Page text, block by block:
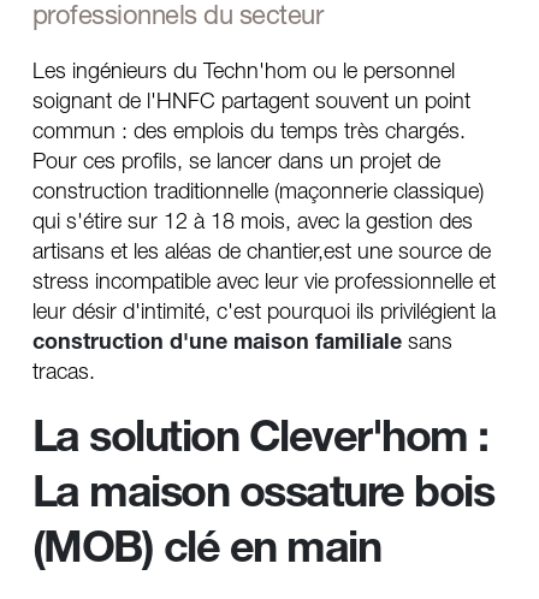
professionnels du secteur
Les ingénieurs du Techn'hom ou le personnel
soignant de l'HNFC partagent souvent un point
commun : des emplois du temps très chargés.
Pour ces profils, se lancer dans un projet de
construction traditionnelle (maçonnerie classique)
qui s'étire sur 12 à 18 mois, avec la gestion des
artisans et les aléas de chantier,est une source de
stress incompatible avec leur vie professionnelle et
leur désir d'intimité, c'est pourquoi ils privilégient la
construction d'une maison familiale sans
tracas.
La solution Clever'hom :
La maison ossature bois
(MOB) clé en main